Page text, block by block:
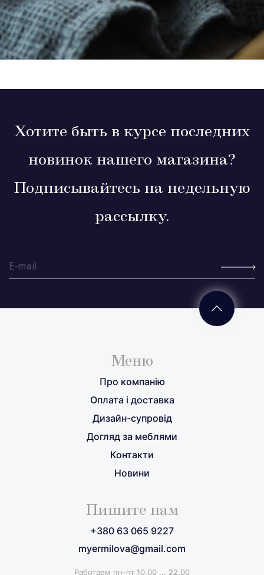
Хотите быть в курсе последних
новинок нашего магазина?
Подписывайтесь на недельную
рассылку.
Меню
Про компанію
Оплата і доставка
Дизайн-супровід
Догляд за меблями
Контакти
Новини
Пишите нам
+380 63 065 9227
myermilova@gmail.com
Работаем пн-пт 10.00 ... 22.00